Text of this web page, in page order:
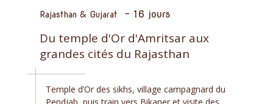
Rajasthan & Gujarat - 16 jours
Du temple d'Or d'Amritsar aux
grandes cités du Rajasthan
Temple d’Or des sikhs, village campagnard du